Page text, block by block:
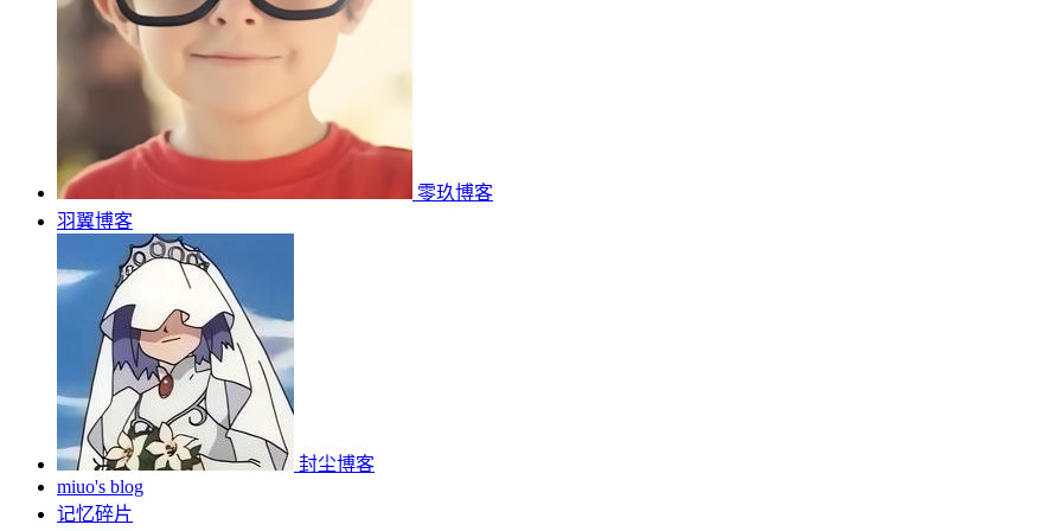
零玖博客
羽翼博客
封尘博客
miuo's blog
记忆碎片